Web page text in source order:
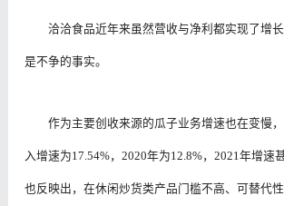
洽洽食品近年来虽然营收与净利都实现了增
是不争的事实。
作为主要创收来源的瓜子业务增速也在变慢
入增速为17.54%，2020年为12.8%，2021年增速
也反映出，在休闲炒货类产品门槛不高、可替代